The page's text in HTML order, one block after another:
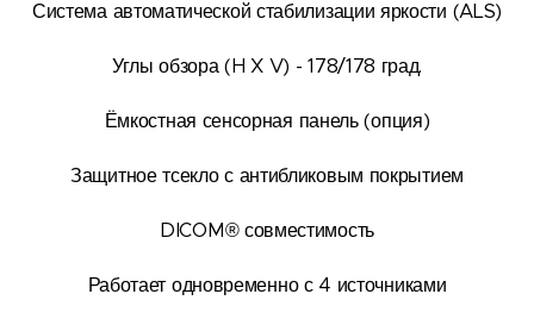
Система автоматической стабилизации яркости (ALS)
Углы обзора (H X V) - 178/178 град.
Ёмкостная сенсорная панель (опция)
Защитное тсекло с антибликовым покрытием
DICOM® совместимость
Работает одновременно с 4 источниками